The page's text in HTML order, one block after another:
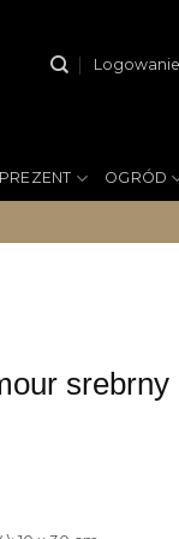
Logowanie
OGRÓD
srebrny